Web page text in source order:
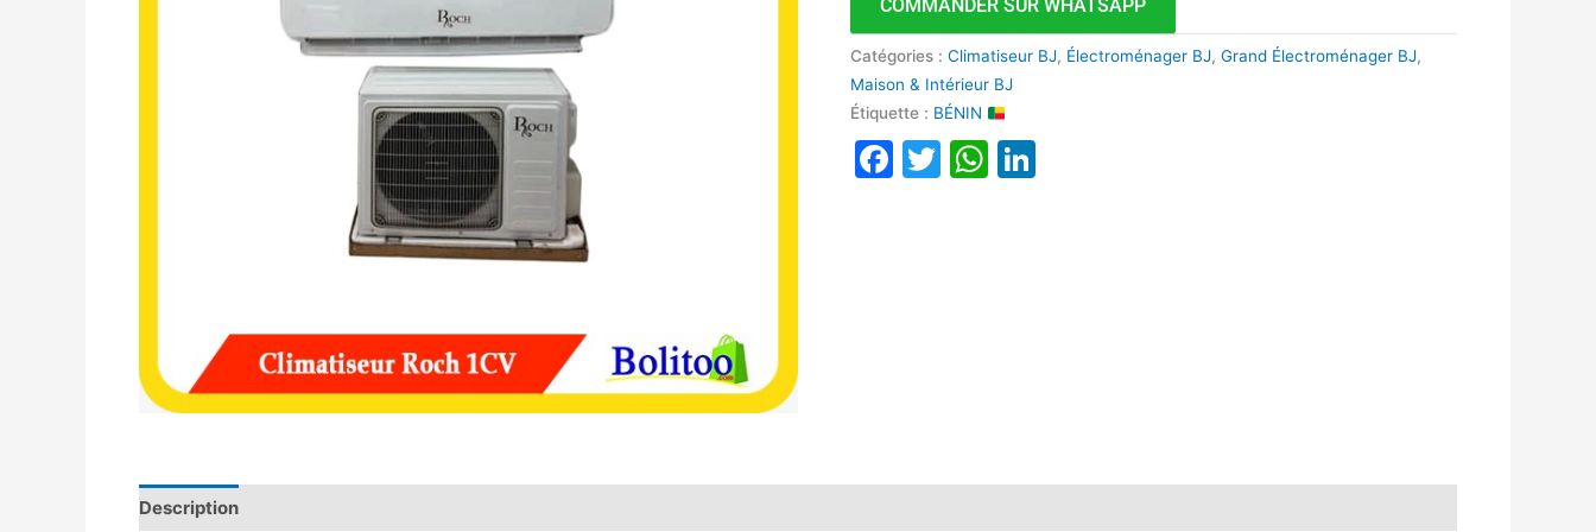
COMMANDER SUR WHATSAPP
Catégories :Climatiseur BJ, Électroménager BJ,Grand Électroménager BJ,
Maison & Intérieur BJ
Étiquette : BÉNIN
Facebook
TwitterWhatsApp
Description